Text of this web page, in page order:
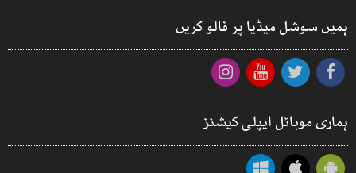
ہمیں سوشل میڈیا پر فالو کریں
ہماری موبائل ایپلی کیشنز